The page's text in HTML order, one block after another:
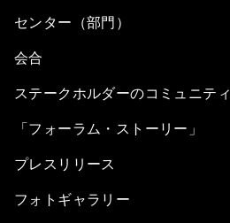
センター（部門）
会合
ステークホルダーのコミュニティ
「フォーラム・ストーリー」
プレスリリース
フォトギャラリー